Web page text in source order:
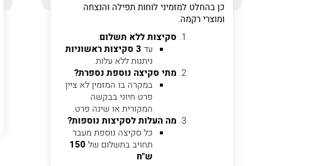
פרט
מה
מדובר
פרט על מה מדובר
כן בהחלט למזמיני לוחות תפילה והנצחה
ומוצרי רקמה.
סקיצות ללא תשלום:
עד 3 סקיצות ראשוניות
ניתנות ללא עלות.
מתי סקיצה נוספת נספרת?
במקרה בו המזמין לא ציין
פרט חיוני בבקשה
המקורית או שינה פרט.
מה העלות לסקיצות נוספות?
כל סקיצה נוספת מעבר
תחויב בתשלום של 150
ש"ח